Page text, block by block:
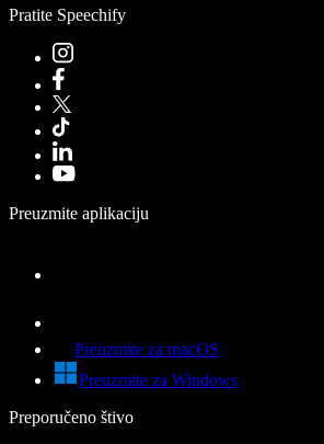
Pratite Speechify
Preuzmite aplikaciju
Preuzmite za macOS
Preuzmite za Windows
Preporučeno štivo